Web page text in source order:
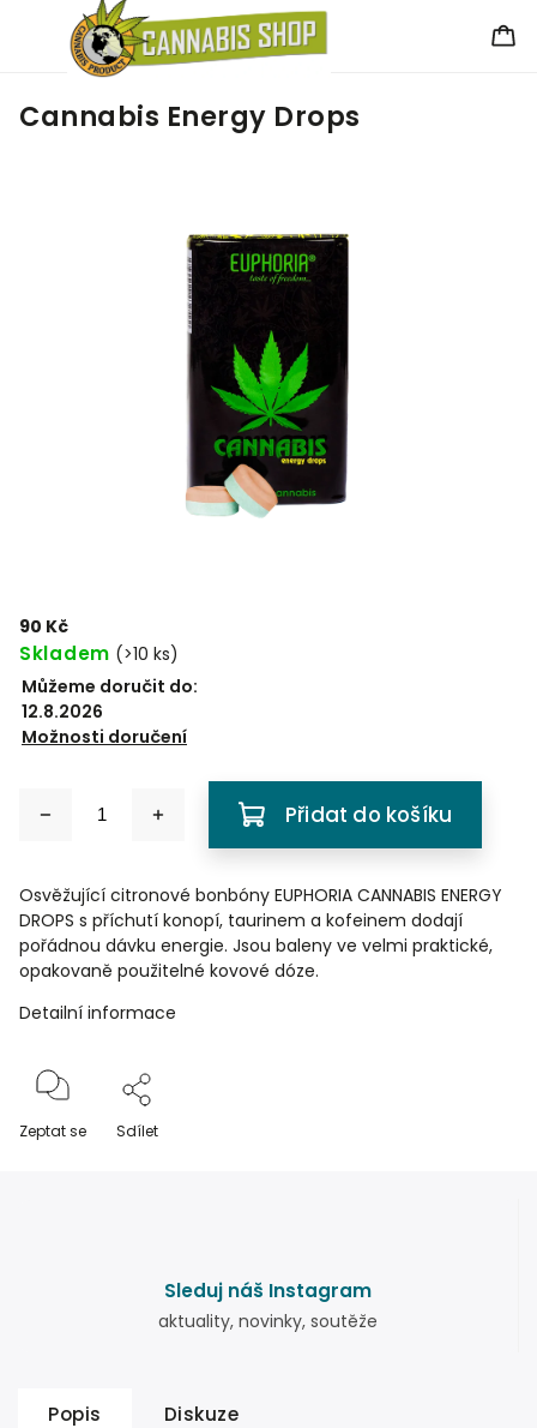
Cannabis Energy Drops
90 Kč
Skladem (>10 ks)
Můžeme doručit do:
12.8.2026
Možnosti doručení
Přidat do košíku
Osvěžující citronové bonbóny EUPHORIA CANNABIS ENERGY
DROPS s příchutí konopí, taurinem a kofeinem dodají
pořádnou dávku energie. Jsou baleny ve velmi praktické,
opakovaně použitelné kovové dóze.
Detailní informace
Zeptat se Sdílet
Sleduj náš Instagram
aktuality, novinky, soutěže
Popis Diskuze